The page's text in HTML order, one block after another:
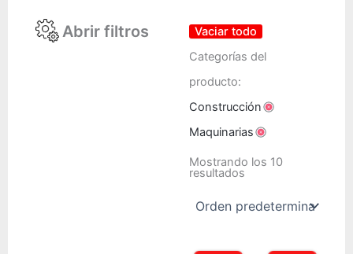
Vaciar todo
Categorías del
producto:
Construcción
Maquinarias
Mostrando los 10
resultados
Abrir filtros